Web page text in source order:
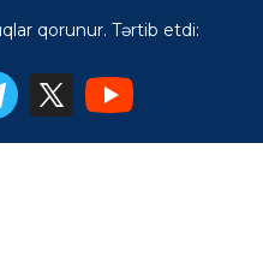
qorunur. Tərtib etdi: